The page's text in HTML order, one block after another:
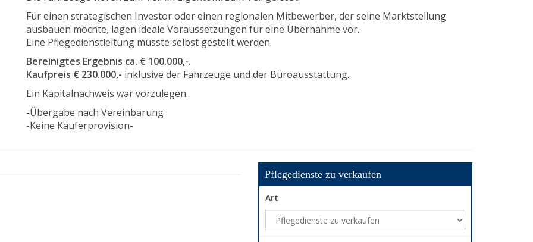
Für einen strategischen Investor oder einen regionalen Mitbewerber, der seine Marktstellung
ausbauen möchte, lagen ideale Voraussetzungen für eine Übernahme vor.
Eine Pflegedienstleitung musste selbst gestellt werden.
Bereinigtes Ergebnis ca. € 100.000,-.
Kaufpreis € 230.000,- inklusive der Fahrzeuge und der Büroausstattung.
Ein Kapitalnachweis war vorzulegen.
-Übergabe nach Vereinbarung
-Keine Käuferprovision-
Pflegedienste zu verkaufen
Art